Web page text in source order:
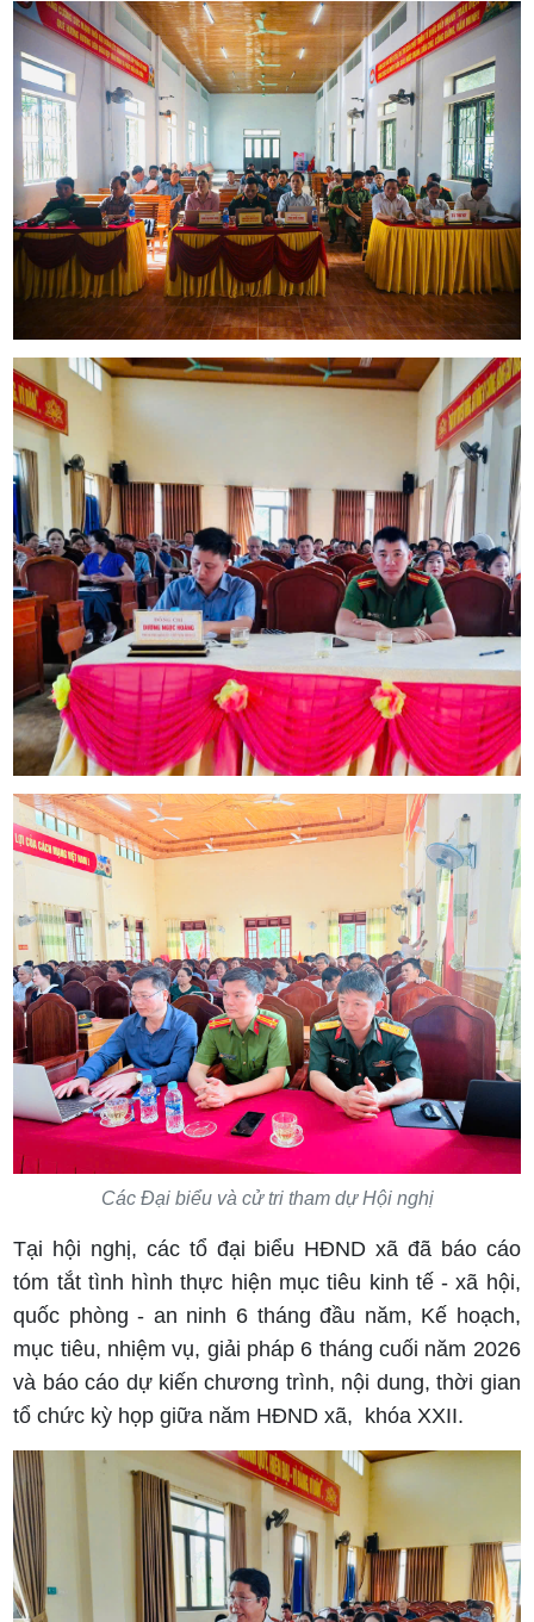
Các Đại biểu và cử tri tham dự Hội nghị
Tại hội nghị, các tổ đại biểu HĐND xã đã báo cáo
tóm tắt tình hình thực hiện mục tiêu kinh tế - xã hội,
quốc phòng - an ninh 6 tháng đầu năm, Kế hoạch,
mục tiêu, nhiệm vụ, giải pháp 6 tháng cuối năm 2026
và báo cáo dự kiến chương trình, nội dung, thời gian
tổ chức kỳ họp giữa năm HĐND xã, khóa XXII.